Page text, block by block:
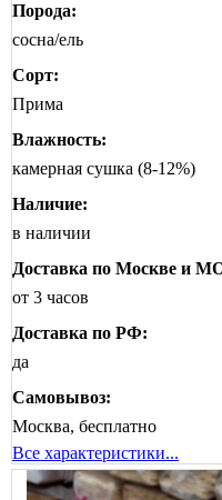
Порода:
сосна/ель
Сорт:
Прима
Влажность:
камерная сушка (8-12%)
Наличие:
в наличии
Доставка по Москве и
от 3 часов
Доставка по РФ:
да
Самовывоз:
Москва, бесплатно
Все характеристики...